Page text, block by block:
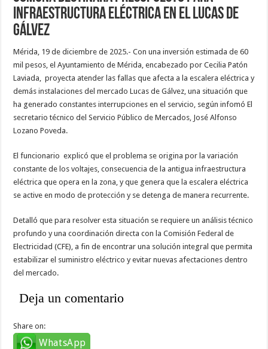
infraestructura eléctrica en el Lucas de
Gálvez
Mérida, 19 de diciembre de 2025.- Con una inversión estimada de 60
mil pesos, el Ayuntamiento de Mérida, encabezado por Cecilia Patón
Laviada, proyecta atender las fallas que afecta a la escalera eléctrica y
demás instalaciones del mercado Lucas de Gálvez, una situación que
ha generado constantes interrupciones en el servicio, según infomó El
secretario técnico del Servicio Público de Mercados, José Alfonso
Lozano Poveda.
El funcionario explicó que el problema se origina por la variación
constante de los voltajes, consecuencia de la antigua infraestructura
eléctrica que opera en la zona, y que genera que la escalera eléctrica
se active en modo de protección y se detenga de manera recurrente.
Detalló que para resolver esta situación se requiere un análisis técnico
profundo y una coordinación directa con la Comisión Federal de
Electricidad (CFE), a fin de encontrar una solución integral que permita
estabilizar el suministro eléctrico y evitar nuevas afectaciones dentro
del mercado.
Deja un comentario
Share on:
WhatsApp